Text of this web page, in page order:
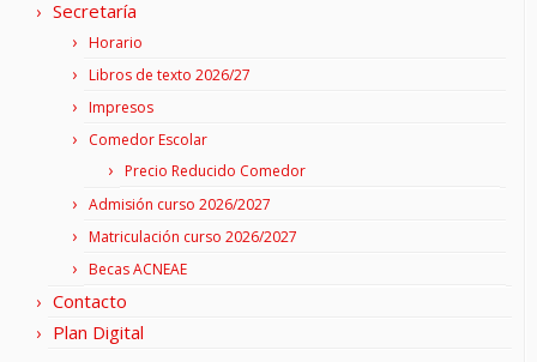
Secretaría
Horario
Libros de texto 2026/27
Impresos
Comedor Escolar
Precio Reducido Comedor
Admisión curso 2026/2027
Matriculación curso 2026/2027
Becas ACNEAE
Contacto
Plan Digital